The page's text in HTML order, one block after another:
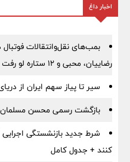
اخبار داغ
بمب‌های نقل‌وانتقالات
رضاییان، محبی و ۱۲ ستاره لو رفت
سیر تا پیاز سهم ایران از
بازگشت رسمی محسن
کنند + جدول کامل